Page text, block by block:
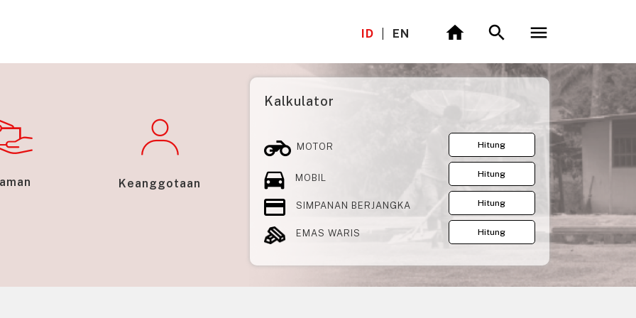
ID EN
Keanggotaan
Kalkulator
MOTOR
MOBIL
SIMPANAN BERJANGKA
EMAS WARIS
Hitung
Hitung
Hitung
Hitung